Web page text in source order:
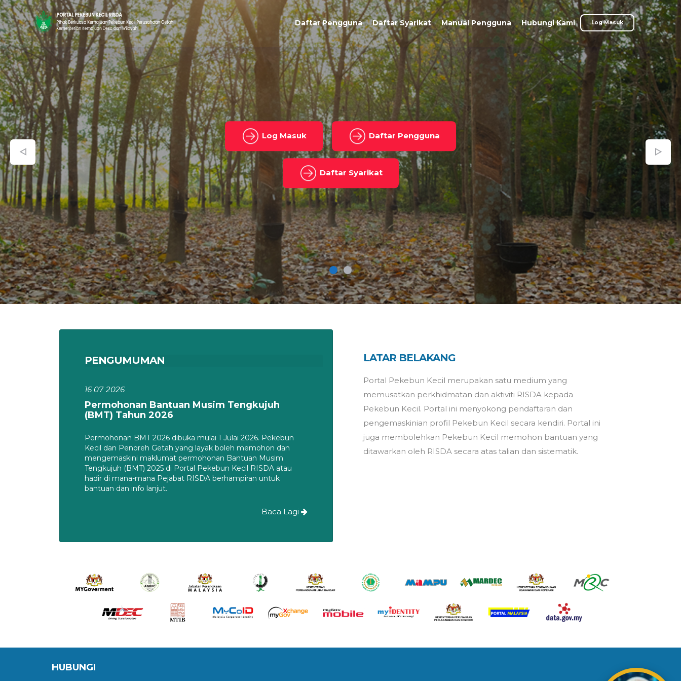
Daftar Pengguna Daftar Syarikat Manual Pengguna Hubungi Kami Log Masuk
Log Masuk Daftar Pengguna
Daftar Syarikat
PENGUMUMAN
16 07 2026
Permohonan Bantuan Musim Tengkujuh
(BMT) Tahun 2026
Permohonan BMT 2026 dibuka mulai 1 Julai 2026. Pekebun
Kecil dan Penoreh Getah yang layak boleh memohon dan
mengemaskini maklumat permohonan Bantuan Musim
Tengkujuh (BMT) 2025 di Portal Pekebun Kecil RISDA atau
hadir di mana-mana Pejabat RISDA berhampiran untuk
bantuan dan info lanjut.
Baca Lagi
LATAR BELAKANG
Portal Pekebun Kecil merupakan satu medium yang
memusatkan perkhidmatan dan aktiviti RISDA kepada
Pekebun Kecil. Portal ini menyokong pendaftaran dan
pengemaskinian profil Pekebun Kecil secara kendiri. Portal ini
juga membolehkan Pekebun Kecil memohon bantuan yang
ditawarkan oleh RISDA secara atas talian dan sistematik.
HUBUNGI